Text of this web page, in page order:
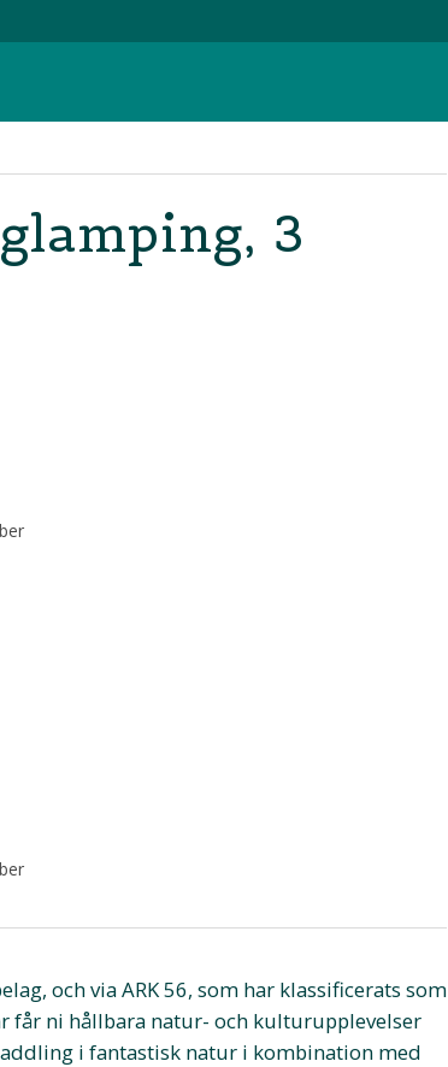
3
och via ARK 56, som har klassificerats som
får ni hållbara natur- och kulturupplevelser
i fantastisk natur i kombination med